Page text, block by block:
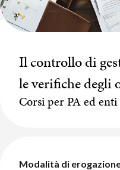
Il controllo di
le verifiche degli
Corsi per PA ed
Modalità di